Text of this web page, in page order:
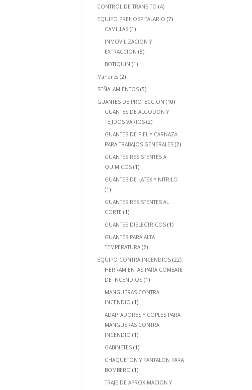
CONTROL DE TRANSITO (4)
EQUIPO PREHOSPITALARIO (7)
CAMILLAS (1)
INMOVILIZACION Y
EXTRACCION (5)
BOTIQUIN (1)
Mandiles (2)
SEÑALAMIENTOS (5)
GUANTES DE PROTECCION (10)
GUANTES DE ALGODON Y
TEJIDOS VARIOS (2)
GUANTES DE PIEL Y CARNAZA
PARA TRABAJOS GENERALES (2)
GUANTES RESISTENTES A
QUIMICOS (1)
GUANTES DE LATEX Y NITRILO
(1)
GUANTES RESISTENTES AL
CORTE (1)
GUANTES DIELECTRICOS (1)
GUANTES PARA ALTA
TEMPERATURA (2)
EQUIPO CONTRA INCENDIOS (22)
HERRAMIENTAS PARA COMBATE
DE INCENDIOS (1)
MANGUERAS CONTRA
INCENDIO (1)
ADAPTADORES Y COPLES PARA
MANGUERAS CONTRA
INCENDIO (1)
GABINETES (1)
CHAQUETON Y PANTALON PARA
BOMBERO (1)
TRAJE DE APROXIMACION Y